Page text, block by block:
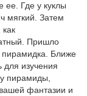
ее. Где у куклы
мягкий. Затем
Пришло
пирамидка. Ближе
для изучения
у пирамиды,
фантазии и